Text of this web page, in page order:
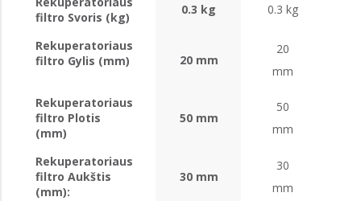
filtro Svoris (kg)
0.3 kg 0.3 kg
Rekuperatoriaus
filtro Gylis (mm)
20 mm
20
mm
Rekuperatoriaus
filtro Plotis
(mm)
50 mm
50
mm
Rekuperatoriaus
filtro Aukštis
(mm):
30 mm
30
mm